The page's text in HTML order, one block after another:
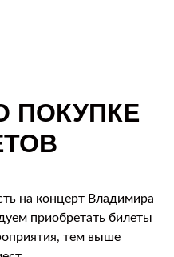
ПОКУПКЕ
на концерт Владимира
приобретать билеты
тем выше